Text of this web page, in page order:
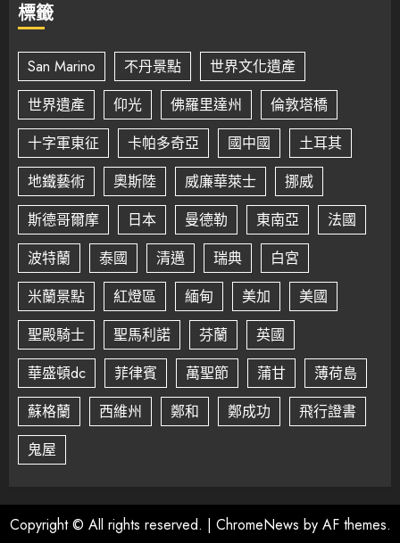
標籤
San Marino 不丹景點
世界文化遺產
世界遺產
仰光 佛羅里達州
倫敦塔橋
十字軍東征
卡帕多奇亞 國中國
土耳其
地鐵藝術
奧斯陸 威廉華萊士
挪威
斯德哥爾摩
日本 曼德勒 東南亞
法國
波特蘭
泰國 清邁 瑞典
白宮
米蘭景點
紅燈區 緬甸 美加
美國
聖殿騎士
聖馬利諾 芬蘭
英國
華盛頓dc
菲律賓 萬聖節 蒲甘
薄荷島
蘇格蘭
西維州 鄭和 鄭成功
飛行證書
鬼屋
Copyright © All rights reserved. | ChromeNews by AF themes.